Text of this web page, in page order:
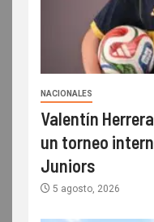
NACIONALES
Valentín
un torneo
Juniors
5 agosto, 2026